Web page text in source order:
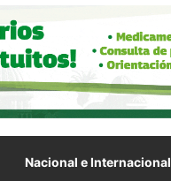
Nacional e Internacional